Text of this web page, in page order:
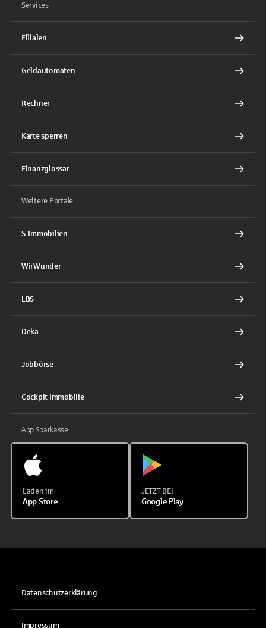
Services
Filialen
Geldautomaten
Rechner
Karte sperren
Finanzglossar
Weitere Portale
S-Immobilien
WirWunder
LBS
Deka
Jobbörse
Cockpit Immobilie
App Sparkasse
Laden im
App Store
JETZT BEI
Google Play
Datenschutzerklärung
Impressum